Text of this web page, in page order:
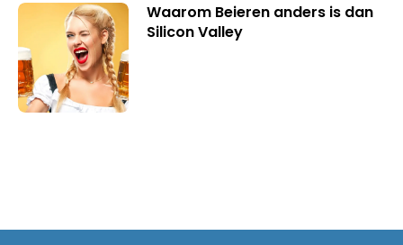
Waarom Beieren anders is dan
Silicon Valley